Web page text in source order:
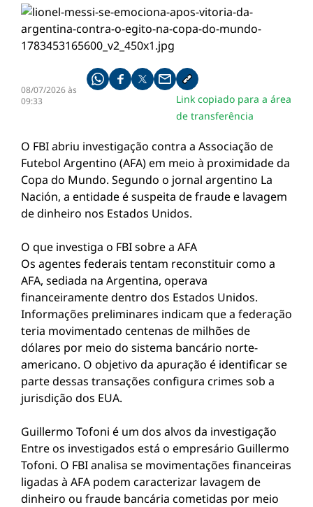
08/07/2026 às
09:33
Compartilhe pelo whatsapp
Compartilhar no facebook
Compartilhar no twitter
Compartilhe pelo email
Copiar link da notícia
Link copiado para a área
de transferência
O FBI abriu investigação contra a Associação de
Futebol Argentino (AFA) em meio à proximidade da
Copa do Mundo. Segundo o jornal argentino La
Nación, a entidade é suspeita de fraude e lavagem
de dinheiro nos Estados Unidos.
O que investiga o FBI sobre a AFA
Os agentes federais tentam reconstituir como a
AFA, sediada na Argentina, operava
financeiramente dentro dos Estados Unidos.
Informações preliminares indicam que a federação
teria movimentado centenas de milhões de
dólares por meio do sistema bancário norte-
americano. O objetivo da apuração é identificar se
parte dessas transações configura crimes sob a
jurisdição dos EUA.
Guillermo Tofoni é um dos alvos da investigação
Entre os investigados está o empresário Guillermo
Tofoni. O FBI analisa se movimentações financeiras
ligadas à AFA podem caracterizar lavagem de
dinheiro ou fraude bancária cometidas por meio